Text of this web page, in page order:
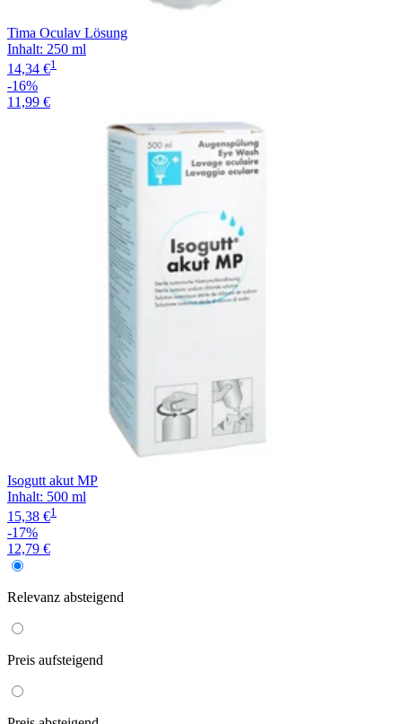
Tima Oculav Lösung
Inhalt: 250 ml
14,34 €1
-16%
11,99 €
Isogutt akut MP
Inhalt: 500 ml
15,38 €1
-17%
12,79 €
Relevanz absteigend
Preis aufsteigend